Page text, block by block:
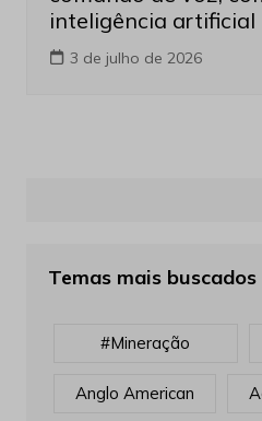
inteligência artificial
3 de julho de 2026
Temas mais buscados
#mineração
Anglo American